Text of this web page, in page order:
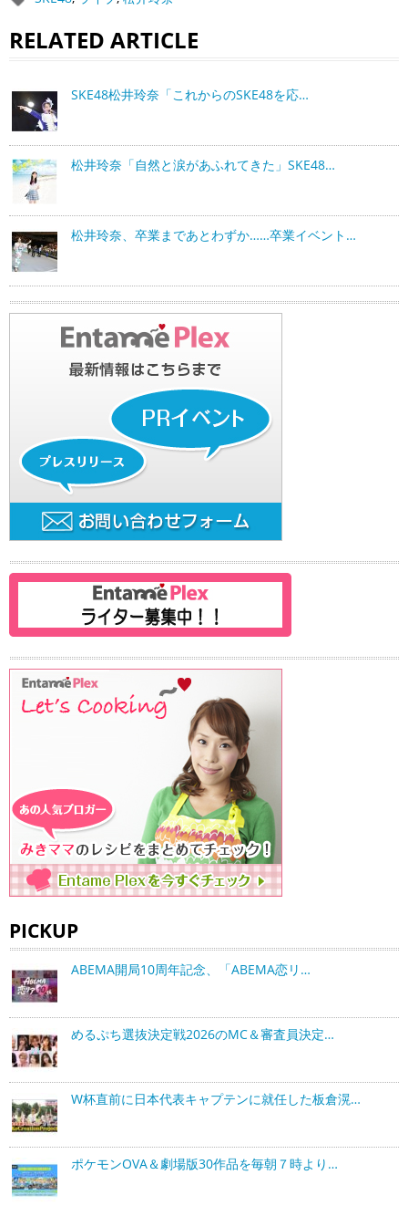
RELATED ARTICLE
SKE48松井玲奈「これからのSKE48を応…
松井玲奈「自然と涙があふれてきた」SKE48…
松井玲奈、卒業まであとわずか……卒業イベント…
PICKUP
ABEMA開局10周年記念、「ABEMA恋リ…
めるぷち選抜決定戦2026のMC＆審査員決定…
W杯直前に日本代表キャプテンに就任した板倉滉…
ポケモンOVA＆劇場版30作品を毎朝７時より…